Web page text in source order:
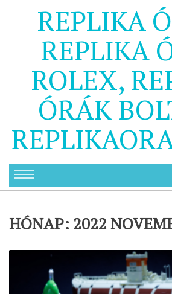
REPLIKA
REPLIKA
ROLEX,
ÓRÁK
HÓNAP: 2022